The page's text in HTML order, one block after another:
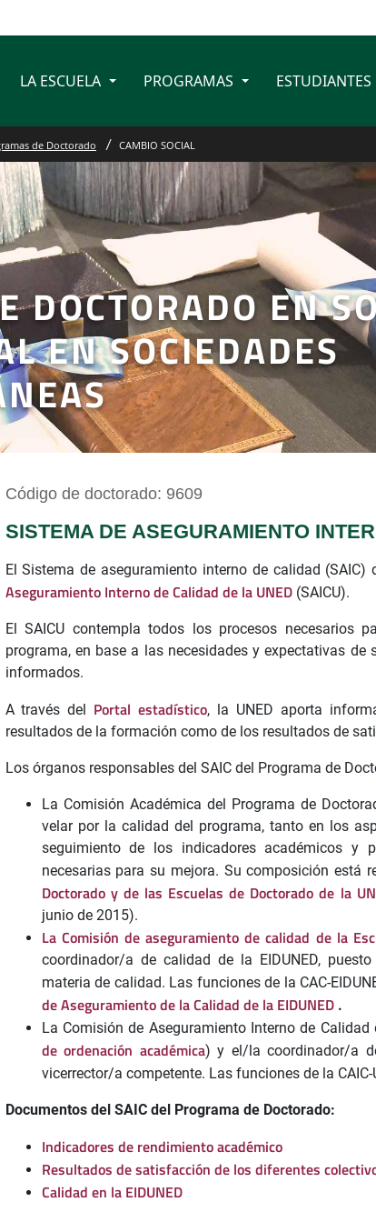
LA ESCUELA PROGRAMAS ESTUDIANTES
de Doctorado CAMBIO SOCIAL
DOCTORADO EN
EN SOCIEDADES
Código de doctorado: 9609
SISTEMA DE ASEGURAMIENTO
El Sistema de aseguramiento interno de calidad
Aseguramiento Interno de Calidad de la UNED(SAICU).
El SAICU contempla todos los procesos necesarios
programa, en base a las necesidades y expectativas
informados.
A través del Portal estadístico, la UNED aporta
resultados de la formación como de los resultados de
Los órganos responsables del SAIC del Programa de
La Comisión Académica del Programa de
velar por la calidad del programa, tanto en los
seguimiento de los indicadores académicos y
necesarias para su mejora. Su composición está
Doctorado y de las Escuelas de Doctorado de la
junio de 2015).
La Comisión de aseguramiento de calidad de la
coordinador/a de calidad de la EIDUNED,
materia de calidad. Las funciones de la CAC-
de Aseguramiento de la Calidad de la EIDUNED .
La Comisión de Aseguramiento Interno de
de ordenación académica) y el/la coordinador/a
vicerrector/a competente. Las funciones de la
Documentos del SAIC del Programa de Doctorado:
Indicadores de rendimiento académico
Resultados de satisfacción de los diferentes
Calidad en la EIDUNED